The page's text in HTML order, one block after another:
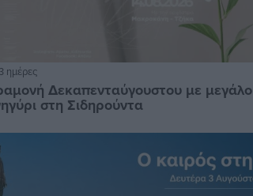
ημέρες
Δεκαπενταύγουστου με μεγάλο
στη Σιδηρούντα